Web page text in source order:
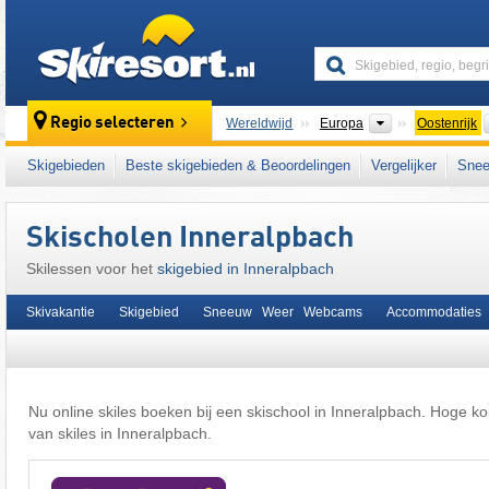
Regio selecteren Wereldwijd Europa Continenten
Oostenrijk
Deze plaats ligt ook in: Alpbachtal
het westen van Oostenrijk
Oostenrijkse Alpen
Skigebieden Beste skigebieden & Beoordelingen Vergelijker
Skischolen Inneralpbach
Skilessen voor het skigebied in Inneralpbach
Skivakantie Skigebied Sneeuw Weer Webcams Accommodaties
Nu online skiles boeken bij een skischool in Inneralpbach. Hoge
van skiles in Inneralpbach.